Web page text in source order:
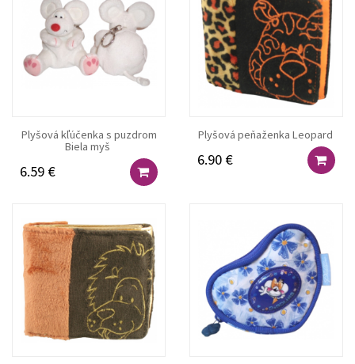
Plyšová kľúčenka s puzdrom
Biela myš
6.59 €
Plyšová peňaženka Leopard
6.90 €